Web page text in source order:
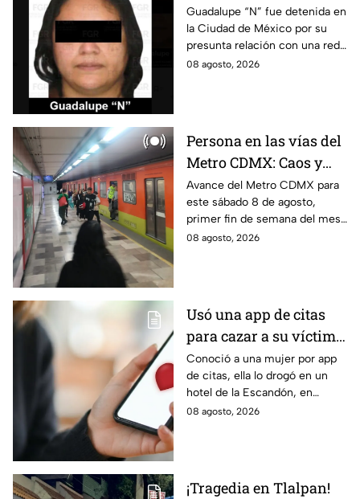
presunta relación con
red de contrabando de
hidrocarburos
Guadalupe “N” fue detenida en
la Ciudad de México por su
presunta relación con una red
de contrabando de
08 agosto, 2026
Persona en las vías del
Metro CDMX: Caos y
retrasos de más de 20
minutos en la Línea B
Avance del Metro CDMX para
este sábado 8 de agosto,
primer fin de semana del mes.
Retraso o cierre de estaciones
08 agosto, 2026
Usó una app de citas
para cazar a su víctima:
Así operaba Ivette "N"
antes de huir a Puebla;
ya está detenida
Conoció a una mujer por app
de citas, ella lo drogó en un
hotel de la Escandón, en
CDMX, para robarle el auto y
08 agosto, 2026
¡Tragedia en Tlalpan!